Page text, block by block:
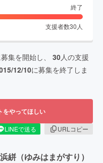
終了
支援者数30 人
集を開始し、 30人の支援
12/10に募集を終了しま
をやってほしい
LINEで送る
URLコピー
絣（ゆみはまがすり）